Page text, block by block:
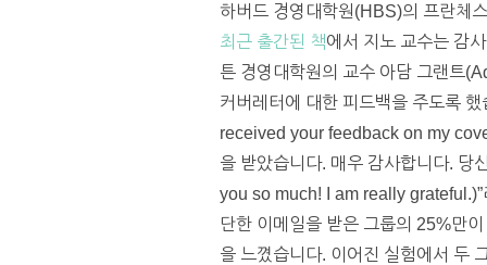
하버드 경영대학원(HBS)의 프란체
최근 출간된 책에서 지노 교수는 감
튼 경영대학원의 교수 아담 그랜트
커버레터에 대한 피드백을 주도록
received your feedback on my
을 받았습니다. 매우 감사합니다.
you so much! I am really grateful.)”
단한 이메일을 받은 그룹의 25%만
을 느꼈습니다. 이어진 실험에서 두